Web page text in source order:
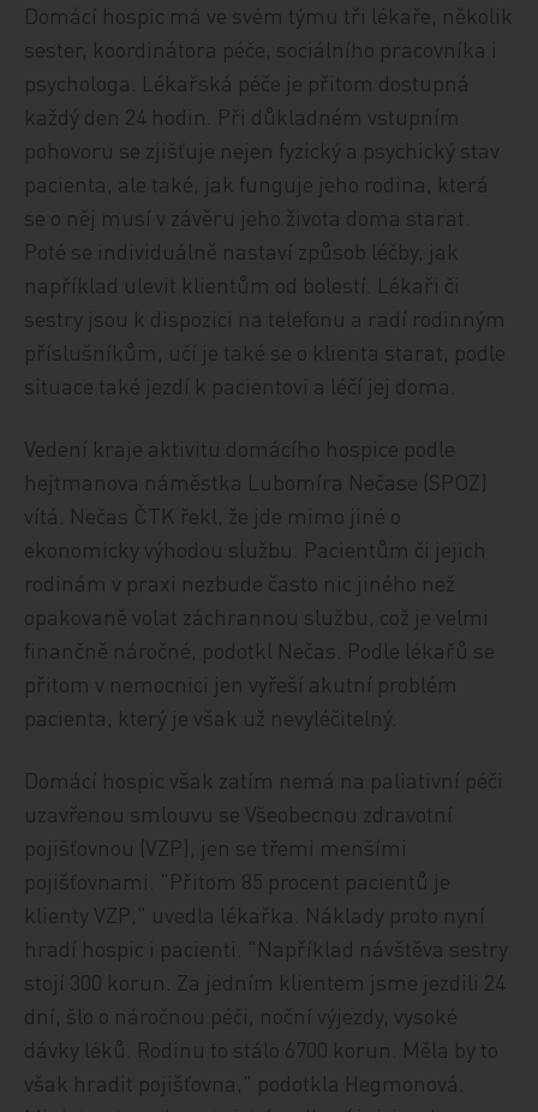
Domácí hospic má ve svém týmu tři lékaře, několik
sester, koordinátora péče, sociálního pracovníka i
psychologa. Lékařská péče je přitom dostupná
každý den 24 hodin. Při důkladném vstupním
pohovoru se zjišťuje nejen fyzický a psychický stav
pacienta, ale také, jak funguje jeho rodina, která
se o něj musí v závěru jeho života doma starat.
Poté se individuálně nastaví způsob léčby, jak
například ulevit klientům od bolestí. Lékaři či
sestry jsou k dispozici na telefonu a radí rodinným
příslušníkům, učí je také se o klienta starat, podle
situace také jezdí k pacientovi a léčí jej doma.
Vedení kraje aktivitu domácího hospice podle
hejtmanova náměstka Lubomíra Nečase (SPOZ)
vítá. Nečas ČTK řekl, že jde mimo jiné o
ekonomicky výhodou službu. Pacientům či jejich
rodinám v praxi nezbude často nic jiného než
opakovaně volat záchrannou službu, což je velmi
finančně náročné, podotkl Nečas. Podle lékařů se
přitom v nemocnici jen vyřeší akutní problém
pacienta, který je však už nevyléčitelný.
Domácí hospic však zatím nemá na paliativní péči
uzavřenou smlouvu se Všeobecnou zdravotní
pojišťovnou (VZP), jen se třemi menšími
pojišťovnami. "Přitom 85 procent pacientů je
klienty VZP," uvedla lékařka. Náklady proto nyní
hradí hospic i pacienti. "Například návštěva sestry
stojí 300 korun. Za jedním klientem jsme jezdili 24
dní, šlo o náročnou péči, noční výjezdy, vysoké
dávky léků. Rodinu to stálo 6700 korun. Měla by to
však hradit pojišťovna," podotkla Hegmonová.